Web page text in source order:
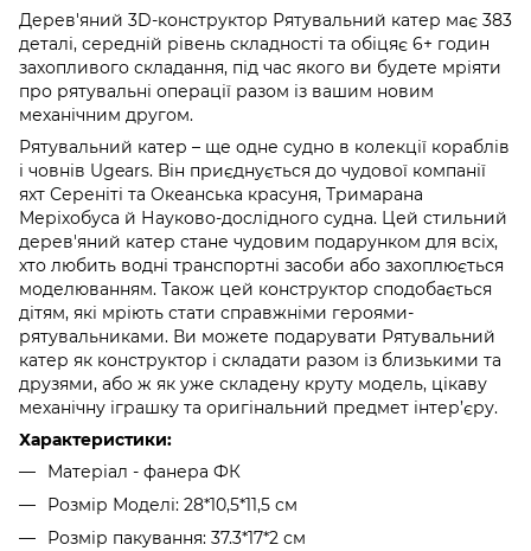
Дерев'яний 3D-конструктор Рятувальний катер має 383
деталі, середній рівень складності та обіцяє 6+ годин
захопливого складання, під час якого ви будете мріяти
про рятувальні операції разом із вашим новим
механічним другом.
Рятувальний катер – ще одне судно в колекції кораблів
і човнів Ugears. Він приєднується до чудової компанії
яхт Сереніті та Океанська красуня, Тримарана
Меріхобуса й Науково-дослідного судна. Цей стильний
дерев'яний катер стане чудовим подарунком для всіх,
хто любить водні транспортні засоби або захоплюється
моделюванням. Також цей конструктор сподобається
дітям, які мріють стати справжніми героями-
рятувальниками. Ви можете подарувати Рятувальний
катер як конструктор і складати разом із близькими та
друзями, або ж як уже складену круту модель, цікаву
механічну іграшку та оригінальний предмет інтер’єру.
Характеристики:
Матеріал - фанера ФК
Розмір Моделі: 28*10,5*11,5 см
Розмір пакування: 37.3*17*2 см